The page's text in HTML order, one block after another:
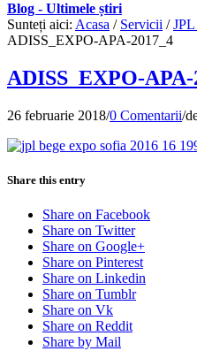
Blog - Ultimele știri
Sunteți aici: Acasa / Servicii /
ADISS_EXPO-APA-2017_4
ADISS_EXPO-APA-
26 februarie 2018/0 Comentarii/
Share this entry
Share on Facebook
Share on Twitter
Share on Google+
Share on Pinterest
Share on Linkedin
Share on Tumblr
Share on Vk
Share on Reddit
Share by Mail